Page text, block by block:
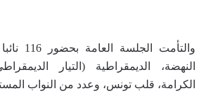
والتأمت
النهضة، الديمقراطية (التيار
الكرامة، قلب تونس، وعدد من النواب